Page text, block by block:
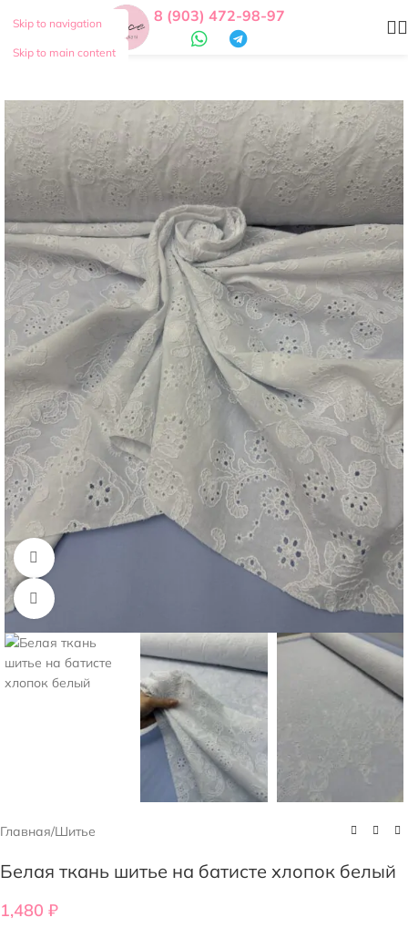
Skip to navigation
Skip to main content
8 (903) 472-98-97
Смотреть видео
Нажмите, чтобы увеличить
Главная/Шитье
Белая ткань шитье на батисте хлопок белый
1,480 ₽